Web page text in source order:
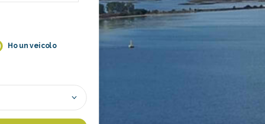
Ho un veicolo